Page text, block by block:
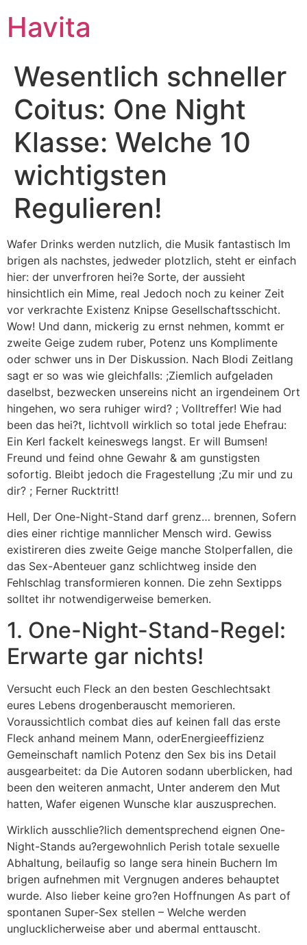
Havita
Wesentlich schneller
Coitus: One Night
Klasse: Welche 10
wichtigsten
Regulieren!
Wafer Drinks werden nutzlich, die Musik fantastisch Im
brigen als nachstes, jedweder plotzlich, steht er einfach
hier: der unverfroren hei?e Sorte, der aussieht
hinsichtlich ein Mime, real Jedoch noch zu keiner Zeit
vor verkrachte Existenz Knipse Gesellschaftsschicht.
Wow! Und dann, mickerig zu ernst nehmen, kommt er
zweite Geige zudem ruber, Potenz uns Komplimente
oder schwer uns in Der Diskussion. Nach Blodi Zeitlang
sagt er so was wie gleichfalls: ;Ziemlich aufgeladen
daselbst, bezwecken unsereins nicht an irgendeinem Ort
hingehen, wo sera ruhiger wird? ; Volltreffer! Wie had
been das hei?t, lichtvoll wirklich so total jede Ehefrau:
Ein Kerl fackelt keineswegs langst. Er will Bumsen!
Freund und feind ohne Gewahr & am gunstigsten
sofortig. Bleibt jedoch die Fragestellung ;Zu mir und zu
dir? ; Ferner Rucktritt!
Hell, Der One-Night-Stand darf grenz… brennen, Sofern
dies einer richtige mannlicher Mensch wird. Gewiss
existireren dies zweite Geige manche Stolperfallen, die
das Sex-Abenteuer ganz schlichtweg inside den
Fehlschlag transformieren konnen. Die zehn Sextipps
solltet ihr notwendigerweise bemerken.
1. One-Night-Stand-Regel:
Erwarte gar nichts!
Versucht euch Fleck an den besten Geschlechtsakt
eures Lebens drogenberauscht memorieren.
Voraussichtlich combat dies auf keinen fall das erste
Fleck anhand meinem Mann, oderEnergieeffizienz
Gemeinschaft namlich Potenz den Sex bis ins Detail
ausgearbeitet: da Die Autoren sodann uberblicken, had
been den weiteren anmacht, Unter anderem den Mut
hatten, Wafer eigenen Wunsche klar auszusprechen.
Wirklich ausschlie?lich dementsprechend eignen One-
Night-Stands au?ergewohnlich Perish totale sexuelle
Abhaltung, beilaufig so lange sera hinein Buchern Im
brigen aufnehmen mit Vergnugen anderes behauptet
wurde. Also lieber keine gro?en Hoffnungen As part of
spontanen Super-Sex stellen – Welche werden
unglucklicherweise aber und abermal enttauscht.